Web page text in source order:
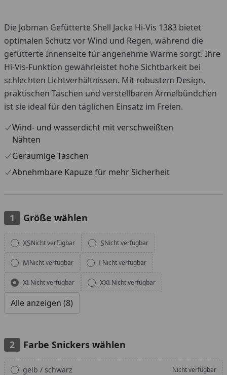
Die Jobman Gefütterte Shell Jacke Hi-Vis 1383 bietet
optimalen Schutz vor Wind und Regen, während die
gefütterte Innenseite für angenehme Wärme sorgt. Ihre
Hi-Vis-Funktion gewährleistet hohe Sichtbarkeit bei
schlechten Lichtverhältnissen. Mit robustem Design,
praktischen Taschen und verstellbaren Ärmelbündchen
ist sie ideal für den täglichen Einsatz im Freien.
Wind- und wasserdicht mit verschweißten
Nähten
Geräumige Taschen
Abnehmbare Kapuze für mehr Sicherheit
Größe wählen
Alle anzeigen (8)
XSNicht verfügbar SNicht verfügbar
MNicht verfügbar LNicht verfügbar
XLNicht verfügbar XXLNicht verfügbar
Alle anzeigen (8)
Farbe Snickers wählen
Alle anzeigen (3)
gelb / schwarz Nicht verfügbar